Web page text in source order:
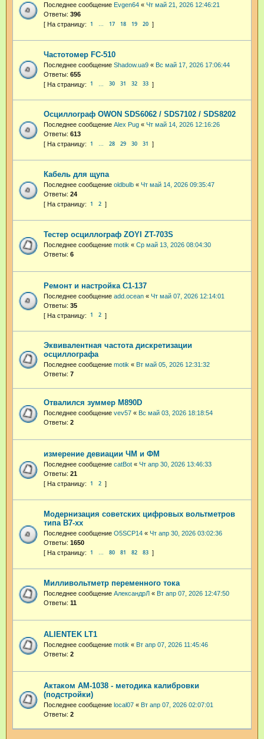
Последнее сообщение Evgen64 « Чт май 21, 2026 12:46:21
Ответы: 396
1 … 17 18 19 20
Частотомер FC-510
Последнее сообщение Shadow.ua9 « Вс май 17, 2026 17:06:44
Ответы: 655
1 30 31 32 33
Осциллограф OWON SDS6062 / SDS7102 / SDS8202
Последнее сообщение Alex Pug « Чт май 14, 2026 12:16:26
Ответы: 613
1 … 28 29 30 31
Кабель для щупа
Последнее сообщение oldbulb « Чт май 14, 2026 09:35:47
Ответы: 24
1 2
Тестер осциллограф ZOYI ZT-703S
Последнее сообщение motik « Ср май 13, 2026 08:04:30
Ответы: 6
Ремонт и настройка С1-137
Последнее сообщение add.ocean « Чт май 07, 2026 12:14:01
Ответы: 35
1 2
Эквивалентная частота дискретизации
осциллографа
Последнее сообщение motik « Вт май 05, 2026 12:31:32
Ответы: 7
Отвалился зуммер M890D
Последнее сообщение vev57 « Вс май 03, 2026 18:18:54
Ответы: 2
измерение девиации ЧМ и ФМ
Последнее сообщение catBot « Чт апр 30, 2026 13:46:33
Ответы: 21
1 2
Модернизация советских цифровых вольтметров
типа В7-хх
Последнее сообщение O5SCP14 « Чт апр 30, 2026 03:02:36
Ответы: 1650
1 80 81 82 83
Милливольтметр переменного тока
Последнее сообщение АлександрЛ « Вт апр 07, 2026 12:47:50
Ответы: 11
ALIENTEK LT1
Последнее сообщение motik « Вт апр 07, 2026 11:45:46
Ответы: 2
Актаком АМ-1038 - методика калибровки
(подстройки)
Последнее сообщение local07 « Вт апр 07, 2026 02:07:01
Ответы: 2